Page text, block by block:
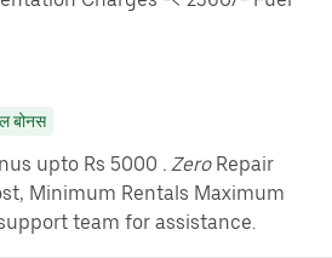
बोनस
upto Rs 5000 . ZeroRepair
Minimum Rentals Maximum
team for assistance.